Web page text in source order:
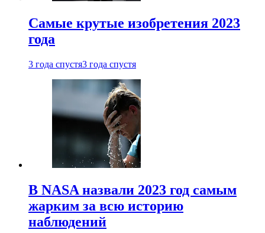
Самые крутые изобретения 2023
года
3 года спустя3 года спустя
В NASA назвали 2023 год самым
жарким за всю историю
наблюдений